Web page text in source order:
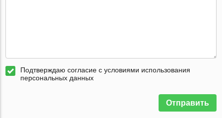
Подтверждаю согласие с условиями использования
персональных данных
Отправить